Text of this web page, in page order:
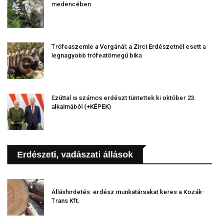
medencében
Trófeaszemle a Vergánál: a Zirci Erdészetnél esett a
legnagyobb trófeatömegű bika
Ezúttal is számos erdészt tüntettek ki október 23.
alkalmából (+KÉPEK)
Erdészeti, vadászati állások
Álláshirdetés: erdész munkatársakat keres a Kozák-
Trans Kft.